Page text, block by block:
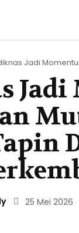
Jadi
25 Mei 2026